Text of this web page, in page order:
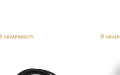
наличност В